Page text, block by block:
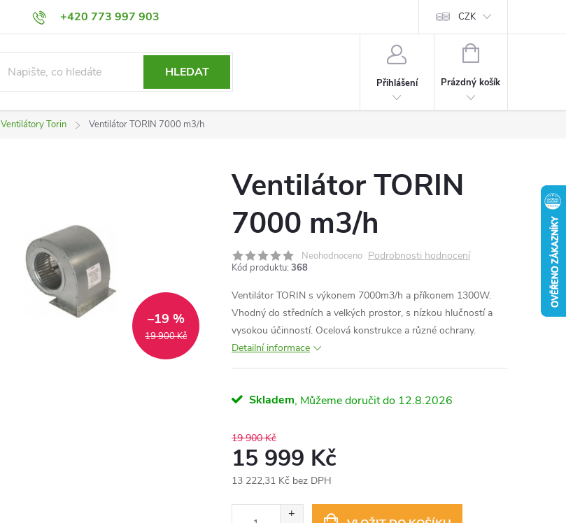
+420 773 997 903
Výměna a Vrácení Podmínky ochrany osobních údajů CZK
HLEDAT
Přihlášení
NÁKUPNÍ
Prázdný košík
Ventilátory Torin Ventilátor TORIN 7000 m3/h
19 900 Kč
–19 %
Ventilátor TORIN
7000 m3/h
Neohodnoceno Podrobnosti hodnocení
Kód produktu: 368
Ventilátor TORIN s výkonem 7000m3/h a příkonem 1300W.
Vhodný do středních a velkých prostor, s nízkou hlučností a
vysokou účinností. Ocelová konstrukce a různé ochrany.
Detailní informace
Skladem 12.8.2026
19 900 Kč
15 999 Kč
13 222,31 Kč bez DPH